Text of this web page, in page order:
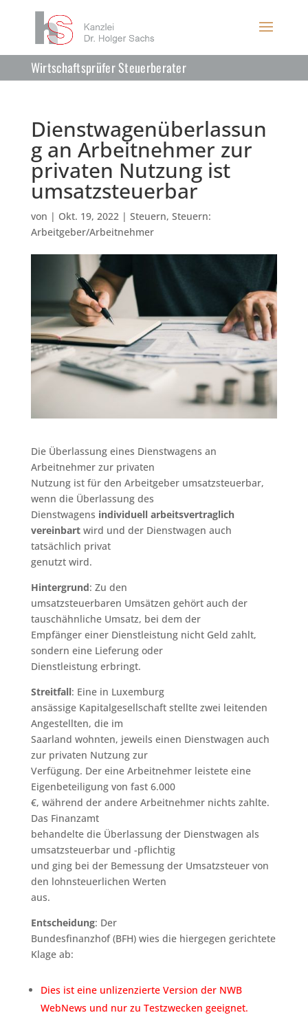
Wirtschaftsprüfer Steuerberater
Dienstwagenüberlassun
g an Arbeitnehmer zur
privaten Nutzung ist
umsatzsteuerbar
von | Okt. 19, 2022| Steuern, Steuern:
Arbeitgeber/Arbeitnehmer
Die Überlassung eines Dienstwagens an
Arbeitnehmer zur privaten
Nutzung ist für den Arbeitgeber umsatzsteuerbar,
wenn die Überlassung des
Dienstwagens individuell arbeitsvertraglich
vereinbartwird und der Dienstwagen auch
tatsächlich privat
genutzt wird.
Hintergrund: Zu den
umsatzsteuerbaren Umsätzen gehört auch der
tauschähnliche Umsatz, bei dem der
Empfänger einer Dienstleistung nicht Geld zahlt,
sondern eine Lieferung oder
Dienstleistung erbringt.
Streitfall: Eine in Luxemburg
ansässige Kapitalgesellschaft stellte zwei leitenden
Angestellten, die im
Saarland wohnten, jeweils einen Dienstwagen auch
zur privaten Nutzung zur
Verfügung. Der eine Arbeitnehmer leistete eine
Eigenbeteiligung von fast 6.000
€, während der andere Arbeitnehmer nichts zahlte.
Das Finanzamt
behandelte die Überlassung der Dienstwagen als
umsatzsteuerbar und -pflichtig
und ging bei der Bemessung der Umsatzsteuer von
den lohnsteuerlichen Werten
aus.
Entscheidung: Der
Bundesfinanzhof (BFH) wies die hiergegen gerichtete
Klage ab:
Dies ist eine unlizenzierte Version der NWB
WebNews und nur zu Testzwecken geeignet.